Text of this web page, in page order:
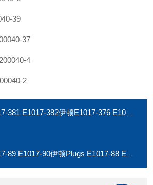
39
37
4
2
E1017-382伊顿E1017-376 E1017-377 E1017-378 Plugs 545A
E1017-90伊顿Plugs E1017-88 E1017-109 E1017-110,340A